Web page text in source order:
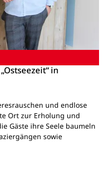
in
und endlose
Ort zur Erholung und
Gäste ihre Seele baumeln
sowie